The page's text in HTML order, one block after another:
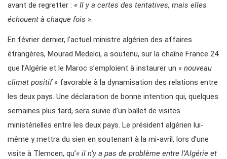
avant de regretter : « Il y a certes des tentatives, mais elles
échouent à chaque fois ».
En février dernier, l’actuel ministre algérien des affaires
étrangères, Mourad Medelci, a soutenu, sur la chaîne France 24
que l’Algérie et le Maroc s’emploient à instaurer un « nouveau
climat positif » favorable à la dynamisation des relations entre
les deux pays. Une déclaration de bonne intention qui, quelques
semaines plus tard, sera suivie d’un ballet de visites
ministérielles entre les deux pays. Le président algérien lui-
même y mettra du sien en soutenant à la mi-avril, lors d’une
visite à Tlemcen, qu’« il n’y a pas de problème entre l’Algérie et